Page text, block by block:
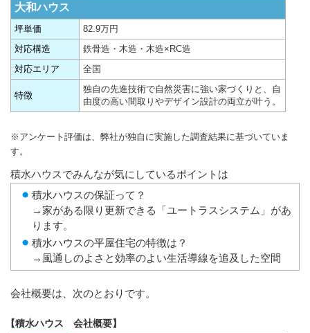
大和ハウス
坪単価
82.9万円
対応構造
鉄骨造・木造・木造×RC造
対応エリア
全国
特徴
独自の先進技術で自然災害に強い家づくりと、自
由度の高い間取りやデザイン設計の両立が叶う。
※アンケート評価は、弊社が独自に実施した調査結果に基づいていま
す。
積水ハウスでみんなが気にしているポイントは
積水ハウスの保証って？
→家がある限り更新できる「ユートラスシステム」があ
ります。
積水ハウスの平屋住宅の特徴は？
→風通しのよさと効率のよい生活導線を追及した空間
会社概要は、次のとおりです。
【積水ハウス 会社概要】